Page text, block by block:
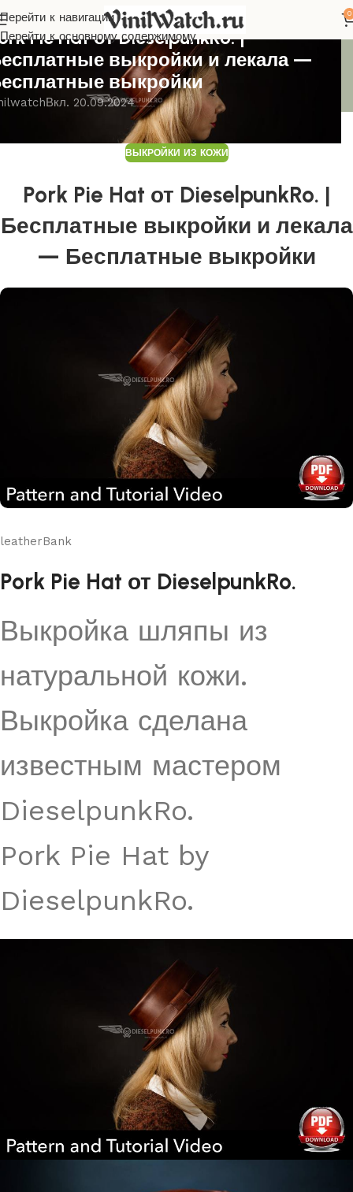
Перейти к навигации
Перейти к основному содержимому
0
ИЗ КОЖИ
Pie Hat от DieselpunkRo. |
выкройки и лекала —
выкройки
Вкл. 20.09.2024
ВЫКРОЙКИ ИЗ КОЖИ
Pork Pie Hat от DieselpunkRo. |
Бесплатные выкройки и лекала
— Бесплатные выкройки
leatherBank
Pork Pie Hat от DieselpunkRo.
Выкройка шляпы из
натуральной кожи.
Выкройка сделана
известным мастером
DieselpunkRo.
Pork Pie Hat by
DieselpunkRo.